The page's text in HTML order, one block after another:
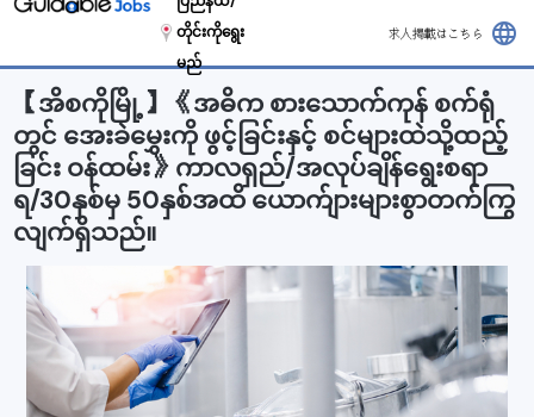
တိုင်းကိုရွေး
မည်
求人掲載はこちら language
【အိစကိုမြို့】《အဓိက စားသောက်ကုန် စက်ရုံ
တွင် အေးခဲမွှေးကို ဖွင့်ခြင်းနှင့် စင်များထဲသို့ထည့်
ခြင်း ဝန်ထမ်း》ကာလရှည်/အလုပ်ချိန်ရွေးစရာ
ရ/30နှစ်မှ 50နှစ်အထိ ယောက်ျားများစွာတက်ကြွ
လျက်ရှိသည်။